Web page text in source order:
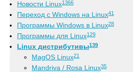
Новости Linux1366
Переход с Windows на Linux41
Программы Windows в Linux28
Программы для Linux129
Linux дистрибутивы139
MagOS Linux21
Mandriva / Rosa Linux35